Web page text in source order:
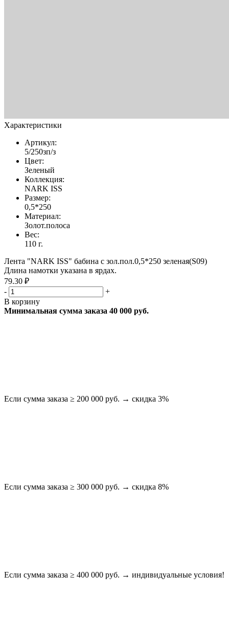
Характеристики
Артикул:
5/250зп/з
Цвет:
Зеленый
Коллекция:
NARK ISS
Размер:
0,5*250
Материал:
Золот.полоса
Вес:
110 г.
Лента "NARK ISS" бабина с зол.пол.0,5*250 зеленая(S09)
Длина намотки указана в ярдах.
79.30 ₽
-
+
В корзину
Минимальная сумма заказа 40 000 руб.
Если сумма заказа ≥ 200 000 руб. → скидка 3%
Если сумма заказа ≥ 300 000 руб. → скидка 8%
Если сумма заказа ≥ 400 000 руб. → индивидуальные условия!